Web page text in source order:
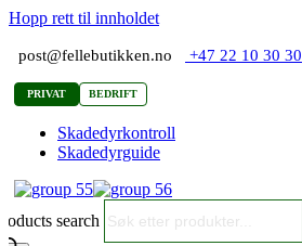
Hopp rett til innholdet
post@fellebutikken.no +47 22 10 30 30
PRIVAT BEDRIFT
Skadedyrkontroll
Skadedyrguide
search